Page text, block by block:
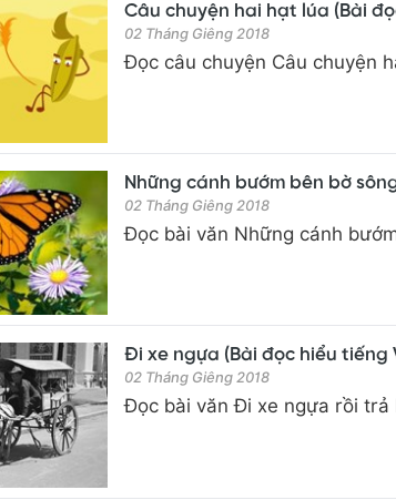
Câu chuyện hai hạt lúa (Bài
02 Tháng Giêng 2018
Đọc câu chuyện Câu chuyện
Những cánh bướm bên bờ
02 Tháng Giêng 2018
Đọc bài văn Những cánh
Đi xe ngựa (Bài đọc hiểu tiếng
02 Tháng Giêng 2018
Đọc bài văn Đi xe ngựa rồi trả